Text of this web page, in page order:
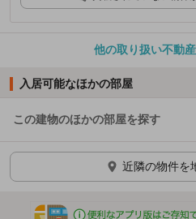
他の取り扱い不動
入居可能なほかの部屋
この建物のほかの部屋を探す
ほかの部屋を検索中…
近隣の物件を